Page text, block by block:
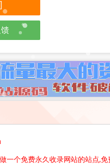
一个免费永久收录网站的站点,